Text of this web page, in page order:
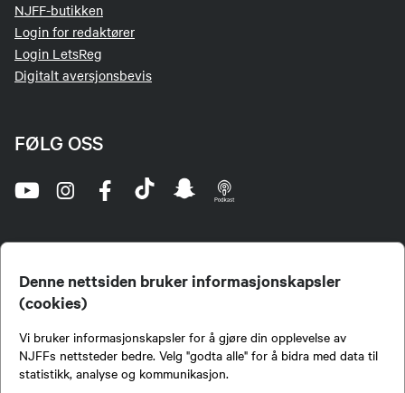
Denne nettsiden bruker informasjonskapsler
(cookies)
Vi bruker informasjonskapsler for å gjøre din opplevelse av
NJFFs nettsteder bedre. Velg "godta alle" for å bidra med data til
statistikk, analyse og kommunikasjon.
NJFF-butikken
Login for redaktører
Login LetsReg
Digitalt aversjonsbevis
FØLG OSS
jegere og sportsfiskere og et av de viktigste miljøene for formidling av kunnskap om jakt og
fiske i Norge. Vi er en partipolitisk nøytral organisasjon, men har et sterkt jakt-, fiske-, og
naturpolitisk engasjement i mange saker.